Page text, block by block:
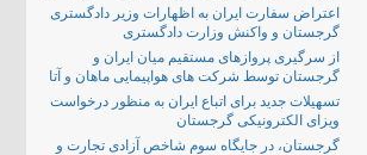
اعتراض سفارت ایران به اظهارات وزیر دادگستری
گرجستان و واکنش وزارت دادگستری
از سرگیری پروازهای مستقیم میان ایران و
گرجستان توسط شرکت های هواپیمایی ماهان و آتا
تسهیلات جدید برای اتباع ایران به منظور درخواست
ویزای الکترونیکی گرجستان
گرجستان، در جایگاه سوم شاخص آزادی تجارت و